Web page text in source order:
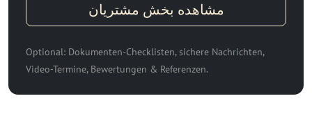
مشاهده بخش مشتریان
Optional: Dokumenten-Checklisten, sichere Nachrichten,
Video-Termine, Bewertungen & Referenzen.